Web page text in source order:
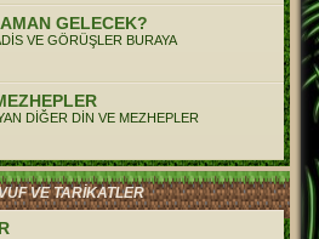
GELECEK?
VE GÖRÜŞLER BURAYA
DİĞER DİN VE MEZHEPLER
VE TARİKATLER